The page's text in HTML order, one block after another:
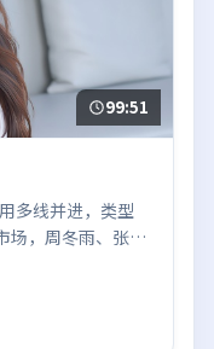
99:51
多线并进，类型
场，周冬雨、张子
转，结尾留白引